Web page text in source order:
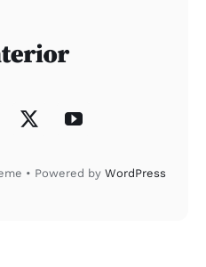
• Powered by WordPress